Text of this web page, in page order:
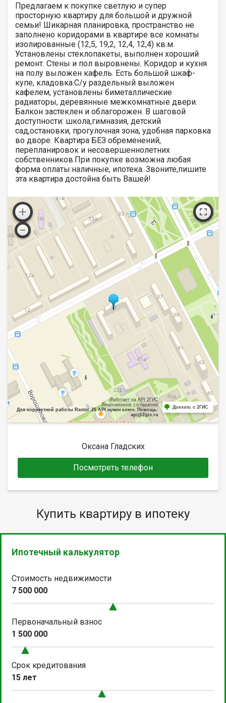
Предлагаем к покупке светлую и супер
просторную квартиру для большой и дружной
семьи! Шикарная планировка, пространство не
заполнено коридорами в квартире все комнаты
изолированные (12,5, 19,2, 12,4, 12,4) кв.м.
Установлены стеклопакеты, выполнен хороший
ремонт. Стены и пол выровнены. Коридор и кухня
на полу выложен кафель. Есть большой шкаф-
купе, кладовка.С/у раздельный выложен
кафелем, установлены биметаллические
радиаторы, деревянные межкомнатные двери.
Балкон застеклен и облагорожен. В шаговой
доступности: школа,гимназия, детский
сад,остановки, прогулочная зона, удобная парковка
во дворе. Квартира БЕЗ обременений,
перепланировок и несовершеннолетних
собственников.При покупке возможна любая
форма оплаты:наличные, ипотека. Звоните,пишите
эта квартира достойна быть Вашей!
Работает на API 2ГИС
Лицензионное соглашение
Для корректной работы Raster JS API нужен ключ. Помощь:
api@2gis.ru
Доехать с 2ГИС
Оксана Гладских
Посмотреть телефон
Купить квартиру в ипотеку
Ипотечный калькулятор
Стоимость недвижимости
7 500 000
Первоначальный взнос
1 500 000
Срок кредитования
15 лет